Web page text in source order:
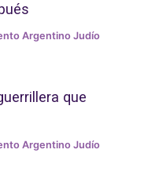
Argentino Judío
que
Argentino Judío